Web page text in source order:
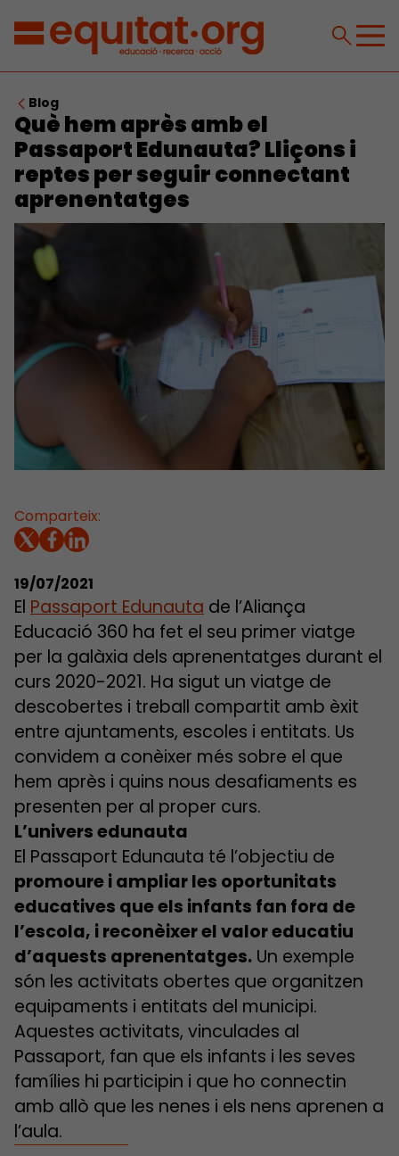
Blog
Què hem après amb el
Passaport Edunauta? Lliçons i
reptes per seguir connectant
aprenentatges
Comparteix:
19/07/2021
El Passaport Edunauta de l’Aliança
Educació 360 ha fet el seu primer viatge
per la galàxia dels aprenentatges durant el
curs 2020-2021. Ha sigut un viatge de
descobertes i treball compartit amb èxit
entre ajuntaments, escoles i entitats. Us
convidem a conèixer més sobre el que
hem après i quins nous desafiaments es
presenten per al proper curs.
L’univers edunauta
El Passaport Edunauta té l’objectiu de
promoure i ampliar les oportunitats
educatives que els infants fan fora de
l’escola, i reconèixer el valor educatiu
d’aquests aprenentatges. Un exemple
són les activitats obertes que organitzen
equipaments i entitats del municipi.
Aquestes activitats, vinculades al
Passaport, fan que els infants i les seves
famílies hi participin i que ho connectin
amb allò que les nenes i els nens aprenen a
l’aula.